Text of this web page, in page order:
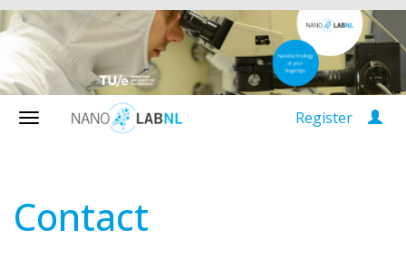
Register
Contact